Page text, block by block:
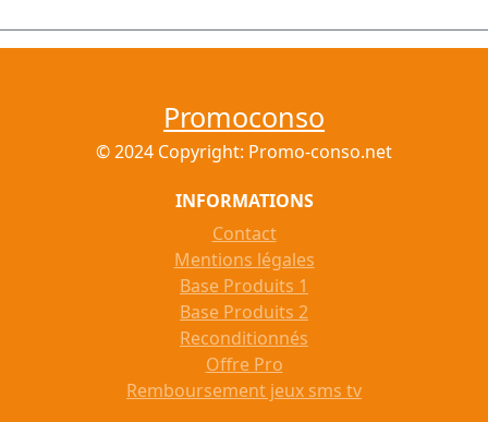
Promoconso
© 2024 Copyright: Promo-conso.net
INFORMATIONS
Contact
Mentions légales
Base Produits 1
Base Produits 2
Reconditionnés
Offre Pro
Remboursement jeux sms tv